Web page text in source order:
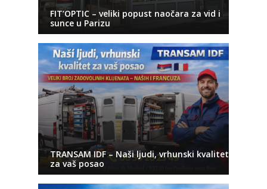
FIT’OPTIC – veliki popust naočara za vid i
sunce u Parizu
TRANSAM IDF – Naši ljudi, vrhunski kvalitet
za vaš posao